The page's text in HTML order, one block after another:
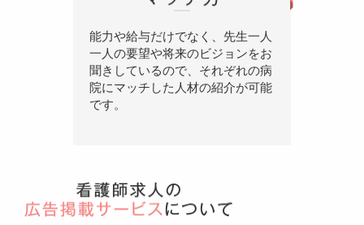
能力や給与だけでなく、先生一人
一人の要望や将来のビジョンをお
聞きしているので、それぞれの病
院にマッチした人材の紹介が可能
です。